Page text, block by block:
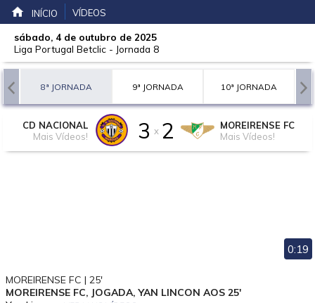
INÍCIO VÍDEOS
sábado, 4 de outubro de 2025
Liga Portugal Betclic - Jornada 8
8ª JORNADA 9ª JORNADA 10ª JORNADA
CD NACIONAL
Mais Vídeos!
3 x 2
MOREIRENSE FC
Mais Vídeos!
0:19
MOREIRENSE FC | 25'
MOREIRENSE FC, JOGADA, YAN LINCON AOS 25'